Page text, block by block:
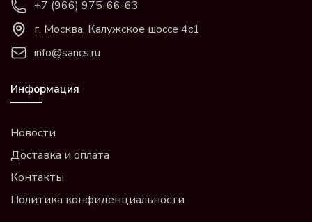
+7 (966) 975-66-63
г. Москва, Калужское шоссе 4с1
info@sancs.ru
Информация
Новости
Доставка и оплата
Контакты
Политика конфиденциальности